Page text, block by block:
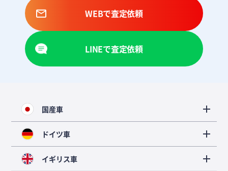
WEBで査定依頼
LINEで査定依頼
国産車
ドイツ車
イギリス車